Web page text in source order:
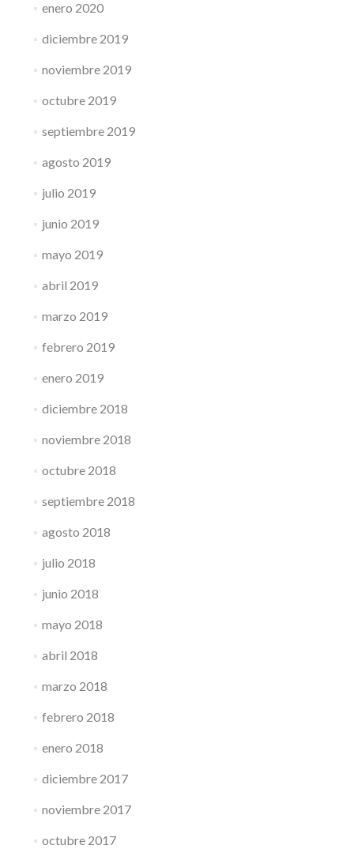
enero 2020
diciembre 2019
noviembre 2019
octubre 2019
septiembre 2019
agosto 2019
julio 2019
junio 2019
mayo 2019
abril 2019
marzo 2019
febrero 2019
enero 2019
diciembre 2018
noviembre 2018
octubre 2018
septiembre 2018
agosto 2018
julio 2018
junio 2018
mayo 2018
abril 2018
marzo 2018
febrero 2018
enero 2018
diciembre 2017
noviembre 2017
octubre 2017